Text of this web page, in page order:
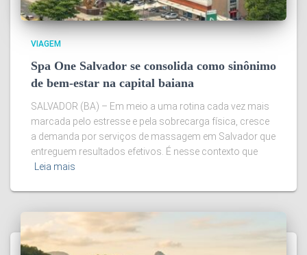
VIAGEM
Spa One Salvador se consolida como sinônimo
de bem-estar na capital baiana
SALVADOR (BA) – Em meio a uma rotina cada vez mais
marcada pelo estresse e pela sobrecarga física, cresce
a demanda por serviços de massagem em Salvador que
entreguem resultados efetivos. É nesse contexto que
Leia mais